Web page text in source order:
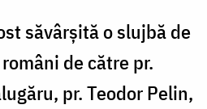
săvârșită o slujbă de
de către pr.
pr. Teodor Pelin,